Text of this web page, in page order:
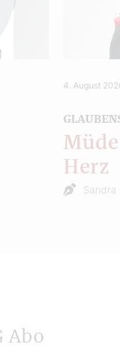
4. August
Herz
Sandra
Abo